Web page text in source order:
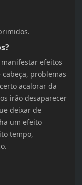
manifestar efeitos
problemas
acalorar da
irão desaparecer
deixar de
um efeito
tempo,